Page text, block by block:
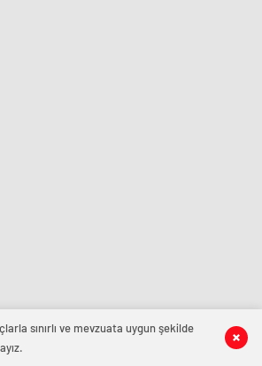
sınırlı ve mevzuata uygun şekilde